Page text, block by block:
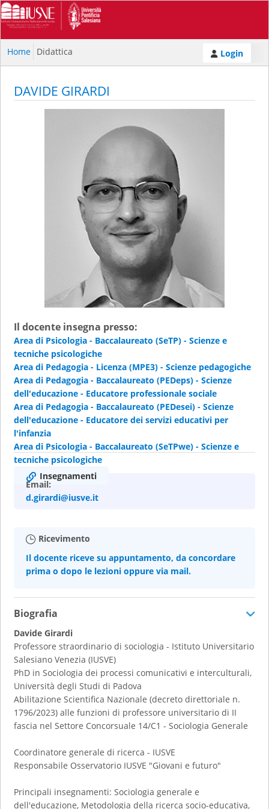
Home Didattica Login
DAVIDE GIRARDI
Il docente insegna presso:
Area di Psicologia - Baccalaureato (SeTP) - Scienze e
tecniche psicologiche
Area di Pedagogia - Licenza (MPE3) - Scienze pedagogiche
Area di Pedagogia - Baccalaureato (PEDeps) - Scienze
dell'educazione - Educatore professionale sociale
Area di Pedagogia - Baccalaureato (PEDesei) - Scienze
dell'educazione - Educatore dei servizi educativi per
l'infanzia
Area di Psicologia - Baccalaureato (SeTPwe) - Scienze e
tecniche psicologiche
Insegnamenti
Email:
d.girardi@iusve.it
Ricevimento
Il docente riceve su appuntamento, da concordare
prima o dopo le lezioni oppure via mail.
Biografia
Davide Girardi
Professore straordinario di sociologia - Istituto Universitario
Salesiano Venezia (IUSVE)
PhD in Sociologia dei processi comunicativi e interculturali,
Università degli Studi di Padova
Abilitazione Scientifica Nazionale (decreto direttoriale n.
1796/2023) alle funzioni di professore universitario di II
fascia nel Settore Concorsuale 14/C1 - Sociologia Generale
Coordinatore generale di ricerca - IUSVE
Responsabile Osservatorio IUSVE "Giovani e futuro"
Principali insegnamenti: Sociologia generale e
dell'educazione, Metodologia della ricerca socio-educativa,